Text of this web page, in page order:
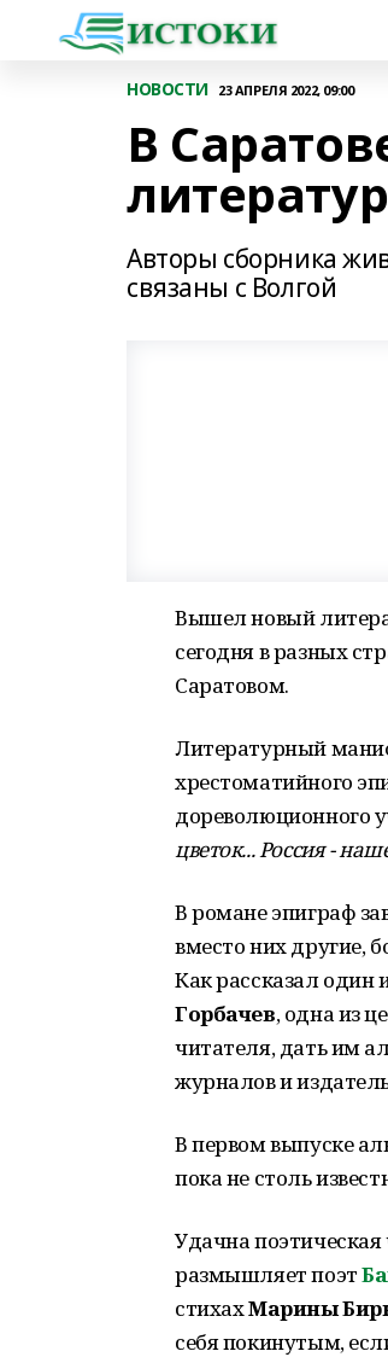
НОВОСТИ 23 АПРЕЛЯ 2022, 09:00
В
Авторы сборника
связаны с Волгой
Вышел новый
сегодня в разных
Саратовом.
Литературный
хрестоматийного
дореволюционного
цветок... Россия -
В романе эпиграф
вместо них другие,
Как рассказал один
Горбачев, одна из
читателя, дать им
журналов и
В первом выпуске
пока не столь
Удачна
размышляет поэт
стихахМарины
себя покинутым,